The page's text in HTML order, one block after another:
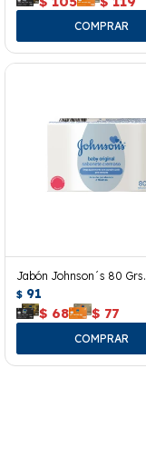
Jabón Johnson´s 80 Grs.
$ 91
$ 68 $ 77